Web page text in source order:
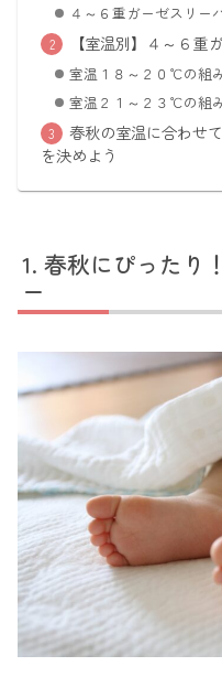
４～６重ガーゼスリー
【室温別】４～６重
室温１８～２０℃の組
室温２１～２３℃の組
春秋の室温に合わせ
を決めよう
春秋にぴったり
ー